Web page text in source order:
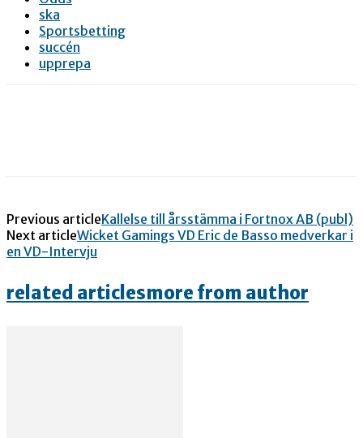
ska
Sportsbetting
succén
upprepa
Previous articleKallelse till årsstämma i Fortnox AB (publ)
Next articleWicket Gamings VD Eric de Basso medverkar i
en VD-Intervju
related articlesmore from author